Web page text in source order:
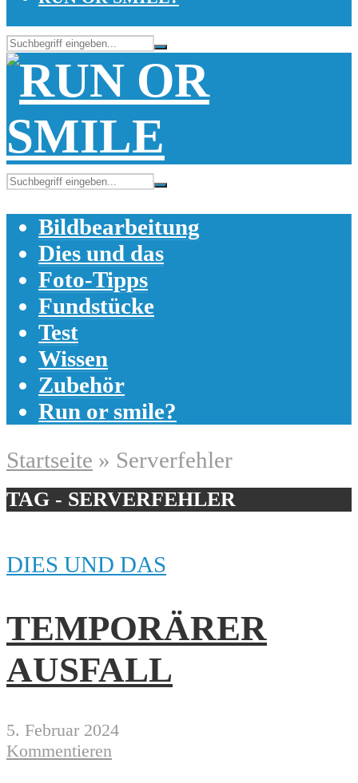
Bildbearbeitung
Dies und das
Foto-Tipps
Fundstücke
Test
Wissen
Zubehör
Run or smile?
Startseite » Serverfehler
TAG - SERVERFEHLER
DIES UND DAS
TEMPORÄRER
AUSFALL
5. Februar 2024
Kommentieren